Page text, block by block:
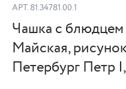
АРТ. 81.34781.00.1
Чашка с
Майская,
Петербург Петр